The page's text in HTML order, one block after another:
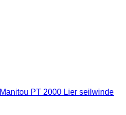
Manitou PT 2000 Lier seilwinde